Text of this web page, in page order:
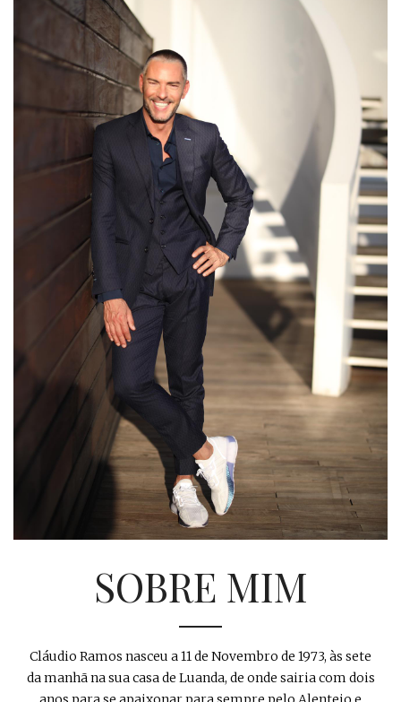
SOBRE MIM
Cláudio Ramos nasceu a 11 de Novembro de 1973, às sete
da manhã na sua casa de Luanda, de onde sairia com dois